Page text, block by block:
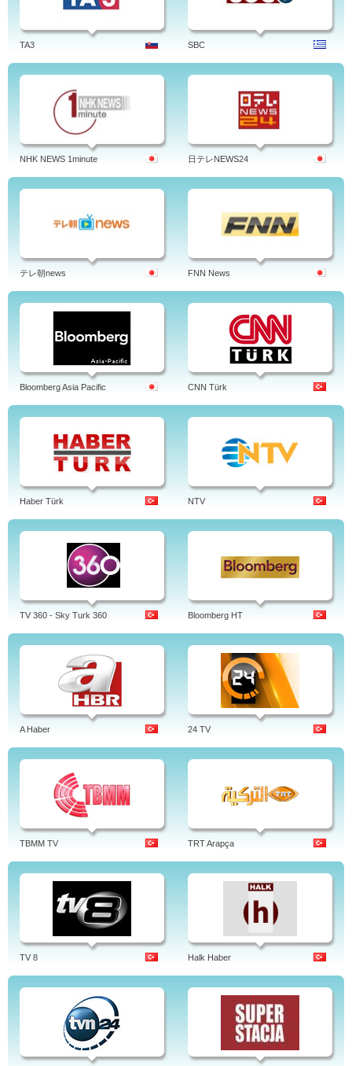
TA3 SBC
NHK NEWS 1minute 日テレNEWS24
テレ朝news FNN News
Bloomberg Asia Pacific CNN Türk
Haber Türk NTV
TV 360 - Sky Turk 360 Bloomberg HT
A Haber 24 TV
TBMM TV TRT Arapça
TV 8 Halk Haber